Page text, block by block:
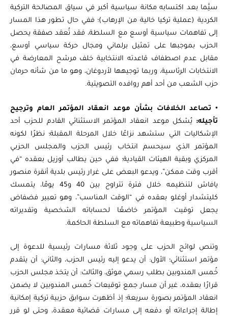
سيَّما بعد اكتسابه مكانة سياسية أكبر في سياق المصالحة التركية
الكردية (عملية تركيا خالية من الإرهاب)؛ ففي حال تطور هذا المسار
إلى تفاهمات سياسية أوسع مع السلطة، فقد تُعقد صفقة يحصل
الحزب بموجبها على تمثيل برلماني ومجال حركة سياسي أوسع،
مقابل عدم اصطفاف قاعدته الانتخابية خلف مرشح المعارضة في
الانتخابات الرئاسية، وربما توجيهها لأردوغان، وهو ما من شأنه حرمان
حزب الشعب من أحد أهم روافده التصويتية.
تصاعد الخلافات بشأن موعد انعقاد المؤتمر العام وترجيح
تأجيله: يُشكل موعد انعقاد المؤتمر الاستثنائي القادم للحزب أحد
الإشكاليات التي ستشهد نزاعًا خلال المرحلة المقبلة؛ نظرًا لكونه
المؤتمر الذي سيحسم انتخاب رئيس الحزب والمجلس الحزبي
المركزي وبقية الهيئات القيادية؛ ففي حين يطالب أوزيل بعقده “في
أقرب وقت ممكن”، ويدعو البعض على غرار رئيس بلدية أنقرة منصور
يافاش لتنظيمه خلال فترة تتراوح بين 40 و45 يومًا، يتمسك
كليتشدار أوغلو بعقده في “الوقت المناسب”، وهو تعبير فضفاض
يجعل توقيت المؤتمر خاضعًا لحساباته الشخصية وتقديراته
السياسية وطبيعة تفاهماته مع السلطة الحاكمة.
وتنص لوائح الحزب على وجود ثلاثة مسارات رئيسية للدعوة إلى
مؤتمر استثنائي؛ الأول: أن يدعو إليه رئيس الحزب، والثاني: أن يتقدم
خُمس المندوبين بطلب رسمي موثق، والثالث: أن يتخذ مجلس الحزب
قرارًا بعقده، غير أن مسار جمع توقيعات خُمس المندوبين لا يضمن
انعقاد المؤتمر بصورة سريعة؛ إذ أظهرت سوابق حزبية تركية إمكانية
إطالة إجراءاته أو دفعه إلى مسارات قضائية معقدة، وحتى لو قرر